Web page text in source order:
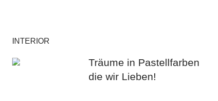
INTERIOR
Träume in Pastellfarben
die wir Lieben!